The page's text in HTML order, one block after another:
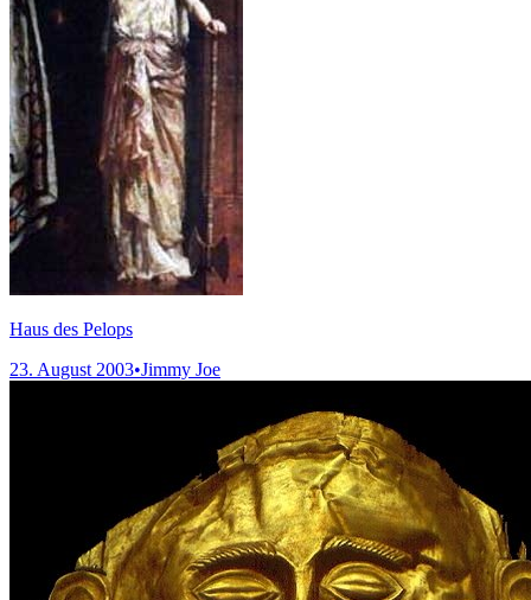
Haus des Pelops
23. August 2003•Jimmy Joe